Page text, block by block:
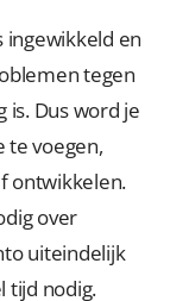
ingewikkeld en
tegen
is. Dus word je
te voegen,
ontwikkelen.
over
uiteindelijk
tijd nodig.